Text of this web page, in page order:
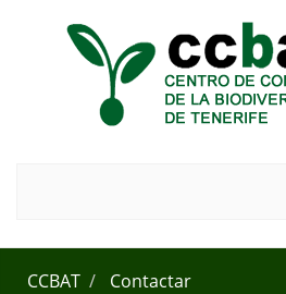
CCBAT Contactar